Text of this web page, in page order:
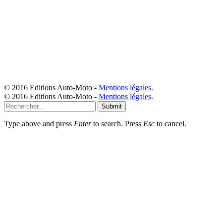
© 2016 Editions Auto-Moto - Mentions légales.
© 2016 Editions Auto-Moto - Mentions légales.
Submit
Type above and press Enterto search. Press Esc to cancel.